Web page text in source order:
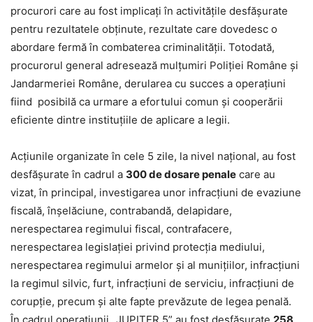
procurori care au fost implicați în activitățile desfășurate
pentru rezultatele obținute, rezultate care dovedesc o
abordare fermă în combaterea criminalității. Totodată,
procurorul general adresează mulțumiri Poliției Române și
Jandarmeriei Române, derularea cu succes a operațiuni
fiind posibilă ca urmare a efortului comun și cooperării
eficiente dintre instituțiile de aplicare a legii.
Acțiunile organizate în cele 5 zile, la nivel național, au fost
desfășurate în cadrul a 300 de dosare penale care au
vizat, în principal, investigarea unor infracțiuni de evaziune
fiscală, înșelăciune, contrabandă, delapidare,
nerespectarea regimului fiscal, contrafacere,
nerespectarea legislației privind protecția mediului,
nerespectarea regimului armelor și al munițiilor, infracțiuni
la regimul silvic, furt, infracțiuni de serviciu, infracțiuni de
corupție, precum și alte fapte prevăzute de legea penală.
În cadrul operațiunii „JUPITER 5” au fost desfășurate 258